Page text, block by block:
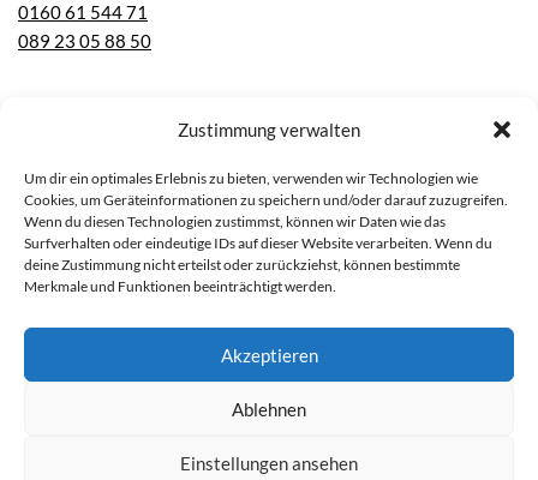
Zustimmung verwalten
Um dir ein optimales Erlebnis zu bieten, verwenden wir Technologien wie
Cookies, um Geräteinformationen zu speichern und/oder darauf zuzugreifen.
Wenn du diesen Technologien zustimmst, können wir Daten wie das
Surfverhalten oder eindeutige IDs auf dieser Website verarbeiten. Wenn du
deine Zustimmung nicht erteilst oder zurückziehst, können bestimmte
Merkmale und Funktionen beeinträchtigt werden.
Akzeptieren
Ablehnen
Einstellungen ansehen
0160 61 544 71
089 23 05 88 50
Bitte beachten Sie: Bei der schamanischen Arbeit handelt es sich um eine
nicht-wissenschaftliche Methode, die nicht die differenzierte Diagnostik
und Therapie bei einem Arzt ersetzt. Ich weise darauf hin, dass die
Konsultation auf eigenes Risiko geschieht und keine Haftung
übernommen werden kann.
Form verwendet wird, ist eine Benachteiligung der Geschlechter im Sinne
des Allgemeinen Gleichbehandlungsgesetzes (AGG) weder intendiert
| Präsentiert von
Individuelle Lebensberatung und berufliches Coaching